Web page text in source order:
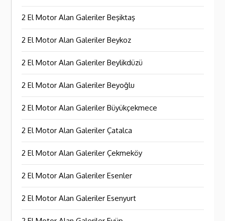
2 El Motor Alan Galeriler Beşiktaş
2 El Motor Alan Galeriler Beykoz
2 El Motor Alan Galeriler Beylikdüzü
2 El Motor Alan Galeriler Beyoğlu
2 El Motor Alan Galeriler Büyükçekmece
2 El Motor Alan Galeriler Çatalca
2 El Motor Alan Galeriler Çekmeköy
2 El Motor Alan Galeriler Esenler
2 El Motor Alan Galeriler Esenyurt